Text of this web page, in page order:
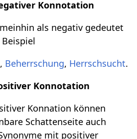
Konnotation
als negativ gedeutet
, Beherrschung, Herrschsucht.
Konnotation
Konnation können
Schattenseite auch
mit positiver